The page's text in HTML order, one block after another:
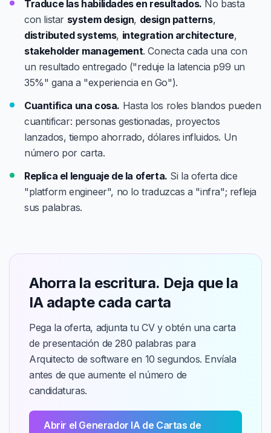
Traduce las habilidades en resultados. No basta
con listar system design, design patterns,
distributed systems, integration architecture,
stakeholder management. Conecta cada una con
un resultado entregado ("reduje la latencia p99 un
35%" gana a "experiencia en Go").
Cuantifica una cosa. Hasta los roles blandos pueden
cuantificar: personas gestionadas, proyectos
lanzados, tiempo ahorrado, dólares influidos. Un
número por carta.
Replica el lenguaje de la oferta. Si la oferta dice
"platform engineer", no lo traduzcas a "infra"; refleja
sus palabras.
Ahorra la escritura. Deja que la
IA adapte cada carta
Pega la oferta, adjunta tu CV y obtén una carta
de presentación de 280 palabras para
Arquitecto de software en 10 segundos. Envíala
antes de que aumente el número de
candidaturas.
Abrir el Generador IA de Cartas de